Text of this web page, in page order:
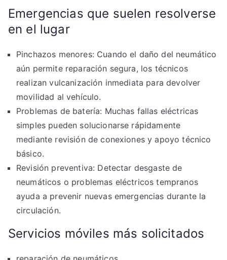
Emergencias que suelen resolverse
en el lugar
Pinchazos menores: Cuando el daño del neumático
aún permite reparación segura, los técnicos
realizan vulcanización inmediata para devolver
movilidad al vehículo.
Problemas de batería: Muchas fallas eléctricas
simples pueden solucionarse rápidamente
mediante revisión de conexiones y apoyo técnico
básico.
Revisión preventiva: Detectar desgaste de
neumáticos o problemas eléctricos tempranos
ayuda a prevenir nuevas emergencias durante la
circulación.
Servicios móviles más solicitados